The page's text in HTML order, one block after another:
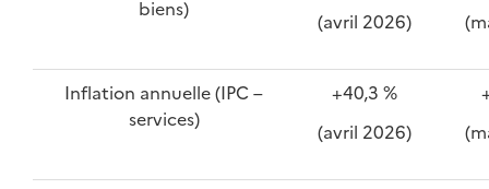
biens)
(avril 2026)
Inflation annuelle (IPC –
services)
+40,3 %
(avril 2026)